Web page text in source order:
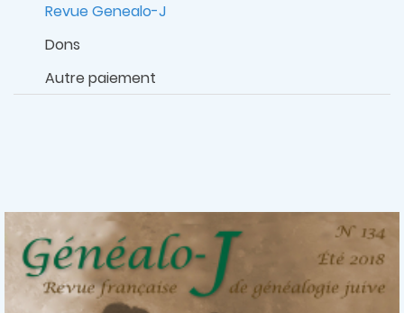
Revue Genealo-J
Dons
Autre paiement